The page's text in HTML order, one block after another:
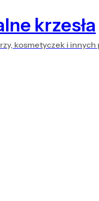
krzesła
kosmetyczek i